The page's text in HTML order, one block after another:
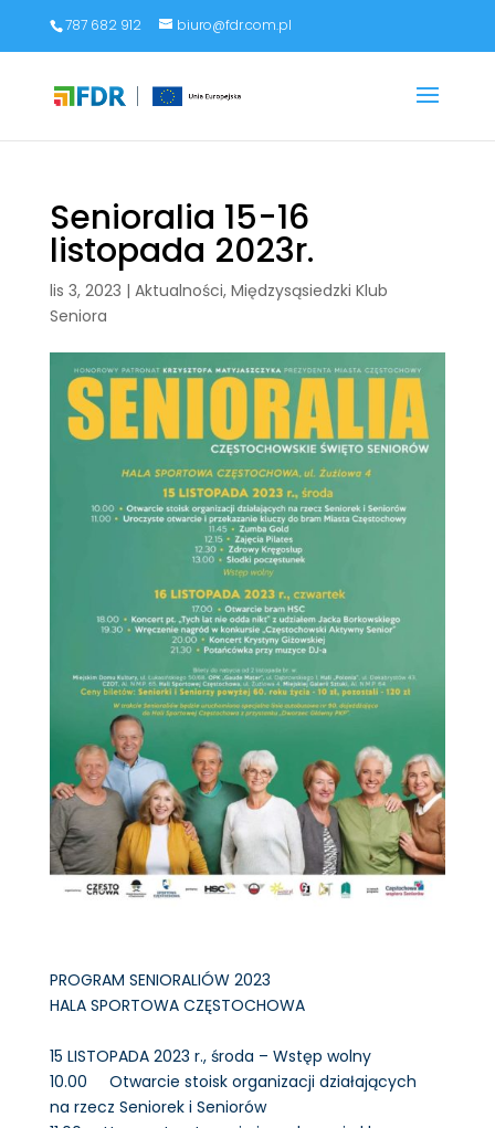
787 682 912 biuro@fdr.com.pl
Senioralia 15-16
listopada 2023r.
lis 3, 2023 | Aktualności, Międzysąsiedzki Klub
Seniora
PROGRAM SENIORALIÓW 2023
HALA SPORTOWA CZĘSTOCHOWA
15 LISTOPADA 2023 r., środa – Wstęp wolny
10.00 Otwarcie stoisk organizacji działających
na rzecz Seniorek i Seniorów